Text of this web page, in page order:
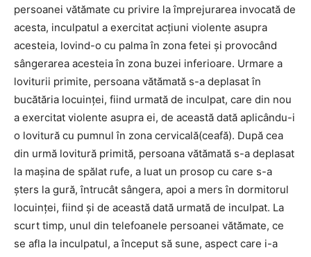
persoanei vătămate cu privire la împrejurarea invocată de
acesta, inculpatul a exercitat acțiuni violente asupra
acesteia, lovind-o cu palma în zona fetei și provocând
sângerarea acesteia în zona buzei inferioare. Urmare a
loviturii primite, persoana vătămată s-a deplasat în
bucătăria locuinței, fiind urmată de inculpat, care din nou
a exercitat violente asupra ei, de această dată aplicându-i
o lovitură cu pumnul în zona cervicală(ceafă). După cea
din urmă lovitură primită, persoana vătămată s-a deplasat
la mașina de spălat rufe, a luat un prosop cu care s-a
șters la gură, întrucât sângera, apoi a mers în dormitorul
locuinței, fiind și de această dată urmată de inculpat. La
scurt timp, unul din telefoanele persoanei vătămate, ce
se afla la inculpatul, a început să sune, aspect care i-a